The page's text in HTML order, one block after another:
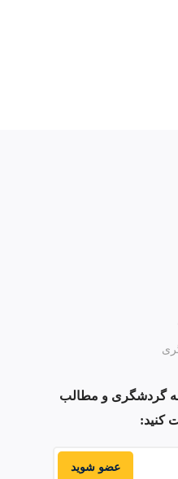
گردشگری و مطالب
کنید:
عضو شوید